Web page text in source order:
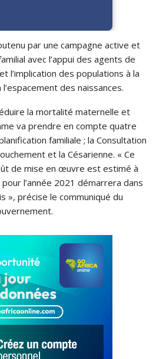
par une campagne active et
avec l’appui des agents de
l’implication des populations à la
des naissances.
la mortalité maternelle et
va prendre en compte quatre
familiale ; la Consultation
et la Césarienne. « Ce
de mise en œuvre est estimé à
l’année 2021 démarrera dans
», précise le communiqué du